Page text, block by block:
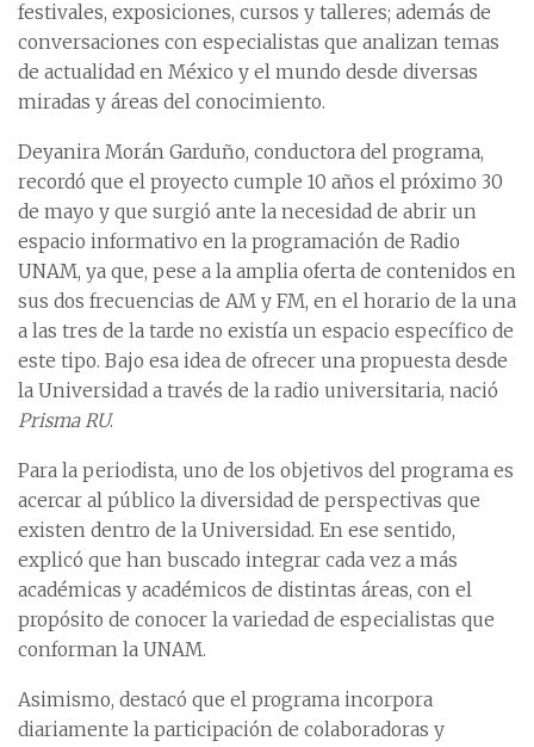
festivales, exposiciones, cursos y talleres; además de
conversaciones con especialistas que analizan temas
de actualidad en México y el mundo desde diversas
miradas y áreas del conocimiento.
Deyanira Morán Garduño, conductora del programa,
recordó que el proyecto cumple 10 años el próximo 30
de mayo y que surgió ante la necesidad de abrir un
espacio informativo en la programación de Radio
UNAM, ya que, pese a la amplia oferta de contenidos en
sus dos frecuencias de AM y FM, en el horario de la una
a las tres de la tarde no existía un espacio específico de
este tipo. Bajo esa idea de ofrecer una propuesta desde
la Universidad a través de la radio universitaria, nació
Prisma RU.
Para la periodista, uno de los objetivos del programa es
acercar al público la diversidad de perspectivas que
existen dentro de la Universidad. En ese sentido,
explicó que han buscado integrar cada vez a más
académicas y académicos de distintas áreas, con el
propósito de conocer la variedad de especialistas que
conforman la UNAM.
Asimismo, destacó que el programa incorpora
diariamente la participación de colaboradoras y